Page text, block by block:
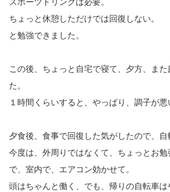
スポーツドリンクは必要。
ちょっと休憩しただけでは回復しない。
と勉強できました。
この後、ちょっと自宅で寝て、夕方、ま
た。
１時間くらいすると、やっぱり、調子が悪
夕食後、食事で回復した気がしたので、自
今度は、外周りではなくて、ちょっとお
で、室内で、エアコン効かせて。
頭はちゃんと働く、でも、帰りの自転車は